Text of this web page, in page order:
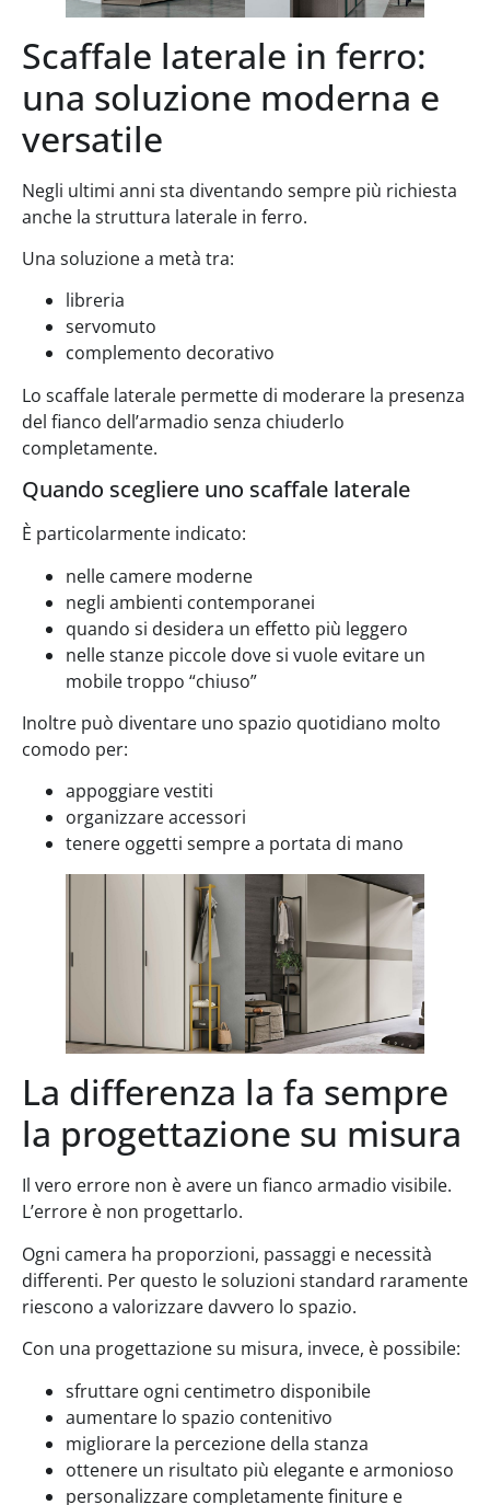
Scaffale laterale in ferro:
una soluzione moderna e
versatile
Negli ultimi anni sta diventando sempre più richiesta
anche la struttura laterale in ferro.
Una soluzione a metà tra:
libreria
servomuto
complemento decorativo
Lo scaffale laterale permette di moderare la presenza
del fianco dell’armadio senza chiuderlo
completamente.
Quando scegliere uno scaffale laterale
È particolarmente indicato:
nelle camere moderne
negli ambienti contemporanei
quando si desidera un effetto più leggero
nelle stanze piccole dove si vuole evitare un
mobile troppo “chiuso”
Inoltre può diventare uno spazio quotidiano molto
comodo per:
appoggiare vestiti
organizzare accessori
tenere oggetti sempre a portata di mano
La differenza la fa sempre
la progettazione su misura
Il vero errore non è avere un fianco armadio visibile.
L’errore è non progettarlo.
Ogni camera ha proporzioni, passaggi e necessità
differenti. Per questo le soluzioni standard raramente
riescono a valorizzare davvero lo spazio.
Con una progettazione su misura, invece, è possibile:
sfruttare ogni centimetro disponibile
aumentare lo spazio contenitivo
migliorare la percezione della stanza
ottenere un risultato più elegante e armonioso
personalizzare completamente finiture e